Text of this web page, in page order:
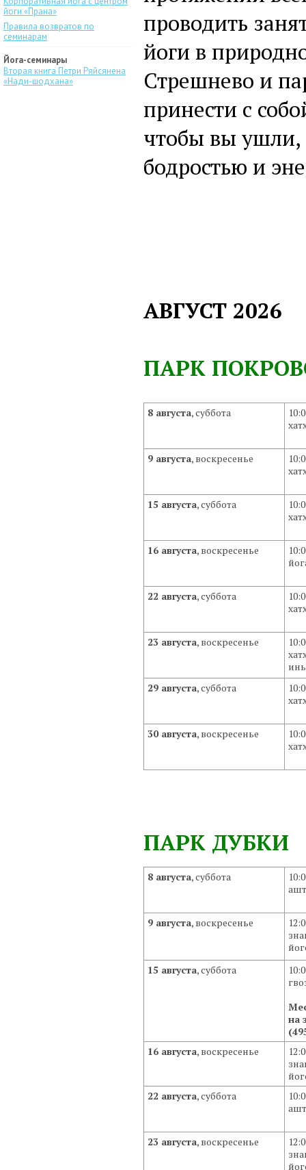
йоги «Прана»
Правила возвратов по
семинарам
Йога-семинары
Вторая книга Петри Ряйсянена
«Нади-шодхана»
проводить
йоги в
Стрешнево и
принести с
чтобы вы
бодростью и
АВГУСТ 2026
ПАРК
8 августа, суббота
9 августа, воскресенье
15 августа, суббота
16 августа, воскресенье
22 августа, суббота
23 августа, воскресенье
29 августа, суббота
30 августа, воскресенье
ПАРК ДУБКИ
8 августа, суббота
9 августа, воскресенье
15 августа, суббота
на
16 августа, воскресенье
22 августа, суббота
23 августа, воскресенье